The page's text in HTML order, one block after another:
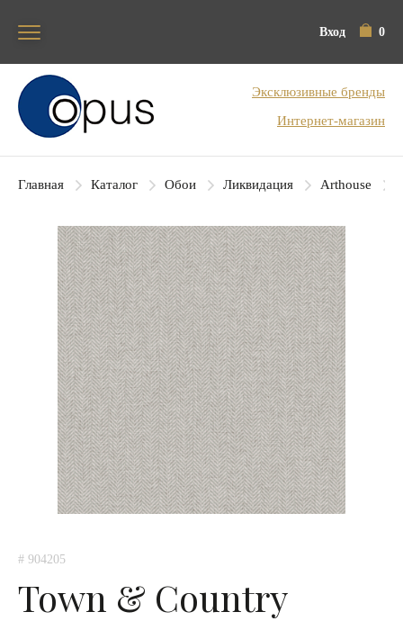
Вход 0
Блок поиска
Эксклюзивные бренды
Интернет-магазин
Главная Каталог Обои Ликвидация Arthouse
# 904205
Town & Country